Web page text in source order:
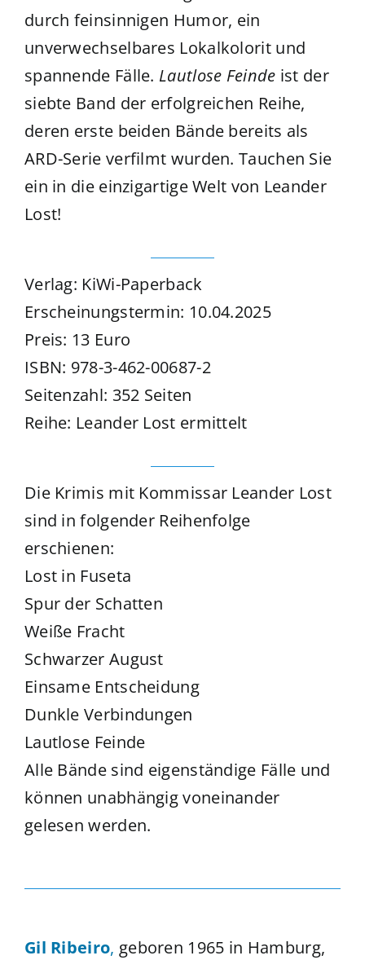
durch feinsinnigen Humor, ein
unverwechselbares Lokalkolorit und
spannende Fälle. Lautlose Feinde ist der
siebte Band der erfolgreichen Reihe,
deren erste beiden Bände bereits als
ARD-Serie verfilmt wurden. Tauchen Sie
ein in die einzigartige Welt von Leander
Lost!
Verlag: KiWi-Paperback
Erscheinungstermin: 10.04.2025
Preis: 13 Euro
ISBN: 978-3-462-00687-2
Seitenzahl: 352 Seiten
Reihe: Leander Lost ermittelt
Die Krimis mit Kommissar Leander Lost
sind in folgender Reihenfolge
erschienen:
Lost in Fuseta
Spur der Schatten
Weiße Fracht
Schwarzer August
Einsame Entscheidung
Dunkle Verbindungen
Lautlose Feinde
Alle Bände sind eigenständige Fälle und
können unabhängig voneinander
gelesen werden.
Gil Ribeiro, geboren 1965 in Hamburg,